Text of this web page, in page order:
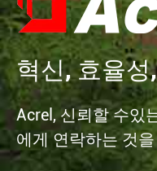
혁신, 효율
Acrel, 신뢰할 수있
에게 연락하는 것